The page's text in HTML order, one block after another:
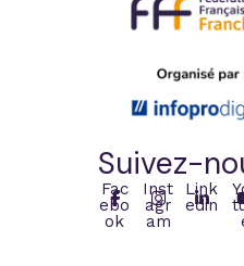
Suivez-
Fac
ebo
ok
Inst
agr
am
Link
edin